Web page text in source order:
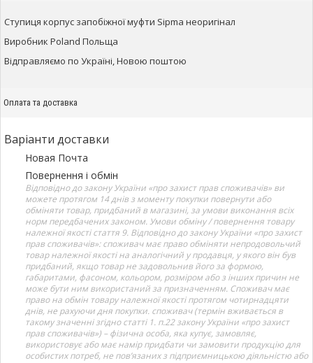
Ступиця корпус запобіжної муфти Sipma неоригінал
Виробник Poland Польща
Відправляємо по Україні, Новою поштою
Оплата та доставка
Варіанти доставки
Новая Почта
Повернення і обмін
Відповідно до закону України «про захист прав споживачів» ви
можете протягом 14 днів з моменту покупки повернути або
обміняти товар, придбаний в магазині, за умови виконання всіх
норм передбачених законом. Умови обміну / повернення товару
належної якості стаття 9. Відповідно до закону України «про захист
прав споживачів»: споживач має право обміняти непродовольчий
товар належної якості на аналогічний у продавця, у якого він був
придбаний, якщо товар не задовольнив його за формою,
габаритами, фасоном, кольором, розміром або з інших причин не
може бути ним використаний за призначенням. Споживач має
право на обмін товару належної якості протягом чотирнадцяти
днів, не рахуючи дня покупки. споживач (термін вживається в
такому значенні згідно статті 1. п.22 закону України «про захист
прав споживачів») – фізична особа, яка купує, замовляє,
використовує або має намір придбати чи замовити продукцію для
особистих потреб, не пов’язаних з підприємницькою діяльністю або